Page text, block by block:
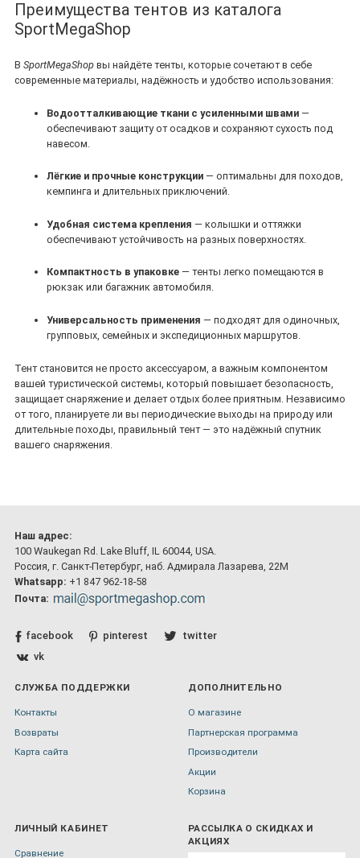
Преимущества тентов из каталога
SportMegaShop
В SportMegaShop вы найдёте тенты, которые сочетают в себе
современные материалы, надёжность и удобство использования:
Водоотталкивающие ткани с усиленными швами —
обеспечивают защиту от осадков и сохраняют сухость под
навесом.
Лёгкие и прочные конструкции — оптимальны для походов,
кемпинга и длительных приключений.
Удобная система крепления — колышки и оттяжки
обеспечивают устойчивость на разных поверхностях.
Компактность в упаковке — тенты легко помещаются в
рюкзак или багажник автомобиля.
Универсальность применения — подходят для одиночных,
групповых, семейных и экспедиционных маршрутов.
Тент становится не просто аксессуаром, а важным компонентом
вашей туристической системы, который повышает безопасность,
защищает снаряжение и делает отдых более приятным. Независимо
от того, планируете ли вы периодические выходы на природу или
длительные походы, правильный тент — это надёжный спутник
вашего снаряжения.
Наш адрес:
100 Waukegan Rd. Lake Bluff, IL 60044, USA.
Россия, г. Санкт-Петербург, наб. Адмирала Лазарева, 22М
Whatsapp: +1 847 962-18-58
Почта:
facebook pinterest
twitter
vk
СЛУЖБА ПОДДЕРЖКИ
Контакты
Возвраты
Карта сайта
ДОПОЛНИТЕЛЬНО
О магазине
Партнерская программа
Производители
Акции
Корзина
ЛИЧНЫЙ КАБИНЕТ
Сравнение
РАССЫЛКА О СКИДКАХ И
АКЦИЯХ